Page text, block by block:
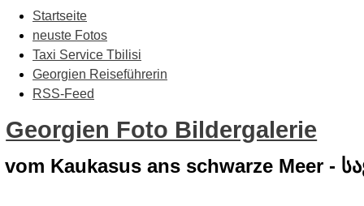
Startseite
neuste Fotos
Taxi Service Tbilisi
Georgien Reiseführerin
RSS-Feed
Georgien Foto Bildergalerie
vom Kaukasus ans schwarze Meer -